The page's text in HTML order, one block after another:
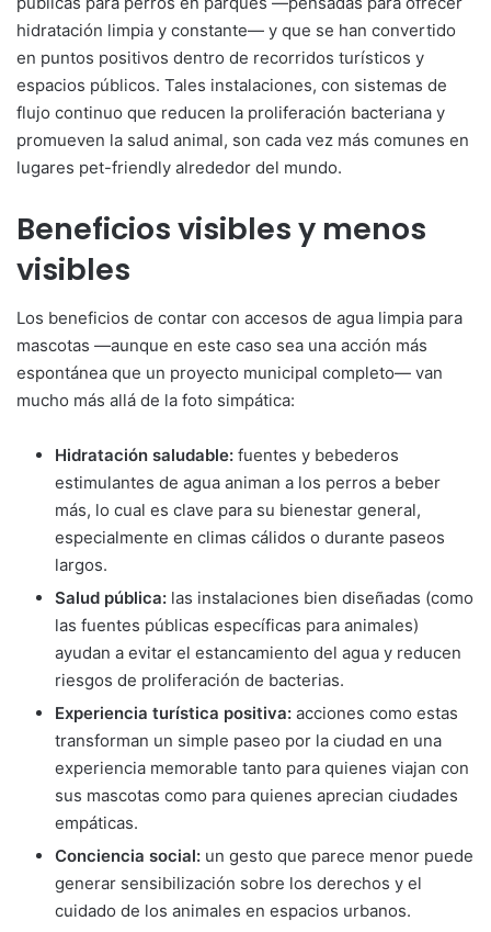
hidratación limpia y constante— y que se han convertido
en puntos positivos dentro de recorridos turísticos y
espacios públicos. Tales instalaciones, con sistemas de
flujo continuo que reducen la proliferación bacteriana y
promueven la salud animal, son cada vez más comunes en
lugares pet-friendly alrededor del mundo.
Beneficios visibles y menos
visibles
Los beneficios de contar con accesos de agua limpia para
mascotas —aunque en este caso sea una acción más
espontánea que un proyecto municipal completo— van
mucho más allá de la foto simpática:
Hidratación saludable: fuentes y bebederos
estimulantes de agua animan a los perros a beber
más, lo cual es clave para su bienestar general,
especialmente en climas cálidos o durante paseos
largos.
Salud pública: las instalaciones bien diseñadas (como
las fuentes públicas específicas para animales)
ayudan a evitar el estancamiento del agua y reducen
riesgos de proliferación de bacterias.
Experiencia turística positiva: acciones como estas
transforman un simple paseo por la ciudad en una
experiencia memorable tanto para quienes viajan con
sus mascotas como para quienes aprecian ciudades
empáticas.
Conciencia social: un gesto que parece menor puede
generar sensibilización sobre los derechos y el
cuidado de los animales en espacios urbanos.